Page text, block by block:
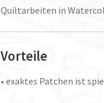
Quiltarbeiten in
Vorteile
• exaktes Patchen ist